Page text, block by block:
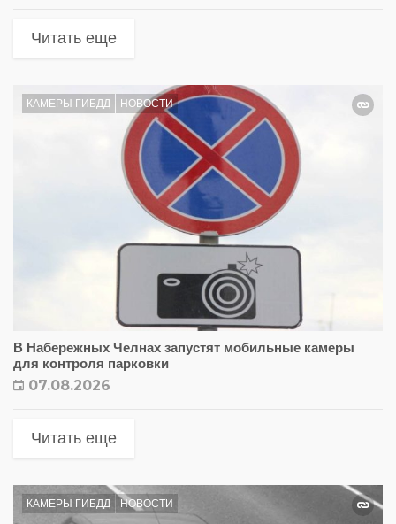
Читать еще
КАМЕРЫ ГИБДД НОВОСТИ
В Набережных Челнах запустят мобильные камеры
для контроля парковки
07.08.2026
Читать еще
КАМЕРЫ ГИБДД НОВОСТИ